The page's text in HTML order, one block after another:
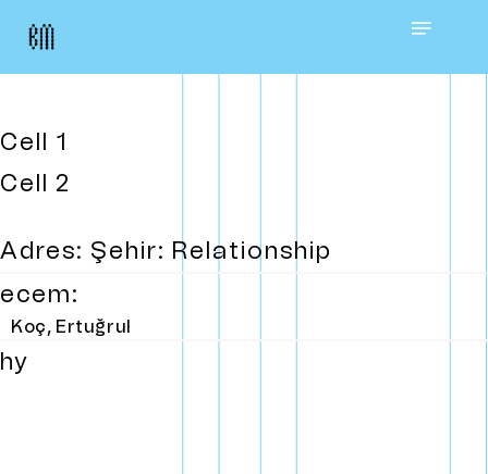
Skip
content
Menu
Cell 1
Cell 2
Adres: Şehir: Relationship
ecem:
Koç, Ertuğrul
hy